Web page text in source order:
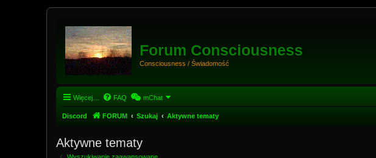
Forum Consciousness
Consciousness / Świadomość
Więcej… FAQ mChat
Discord FORUM Szukaj Aktywne tematy
Aktywne tematy